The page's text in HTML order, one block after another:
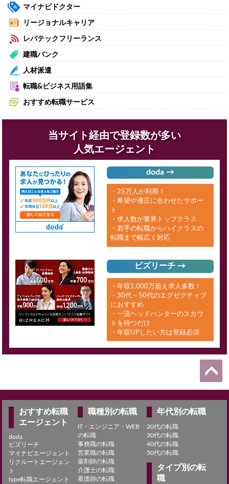
マイナビドクター
リージョナルキャリア
レバテックフリーランス
建職バンク
人材派遣
転職&ビジネス用語集
おすすめ転職サービス
当サイト経由で登録数が多い
人気エージェント
doda →
・25万人が利用！
・希望や適正に合わせたサポー
ト
・求人数が業界トップクラス
・若手の転職からハイクラスの
転職まで幅広く対応
ビズリーチ →
・年収1,000万超え求人多数！
・30代～50代のエグゼグティブ
におすすめ
・一流ヘッドハンターのスカウ
トを待つだけ
・年収UPしたい方は登録必須
おすすめ転職
エージェント
doda
ビズリーチ
マイナビエージェント
リクルートエージェン
ト
type転職エージェント
職種別の転職
IT・エンジニア・WEB
の転職
事務職の転職
営業職の転職
薬剤師の転職
介護士の転職
看護師の転職
年代別の転職
20代の転職
30代の転職
40代の転職
50代の転職
タイプ別の転
職